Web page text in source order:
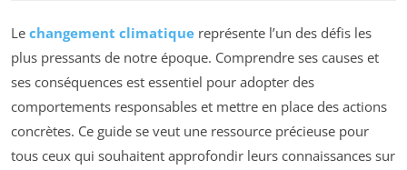
Le changement climatique représente l’un des défis les
plus pressants de notre époque. Comprendre ses causes et
ses conséquences est essentiel pour adopter des
comportements responsables et mettre en place des actions
concrètes. Ce guide se veut une ressource précieuse pour
tous ceux qui souhaitent approfondir leurs connaissances sur